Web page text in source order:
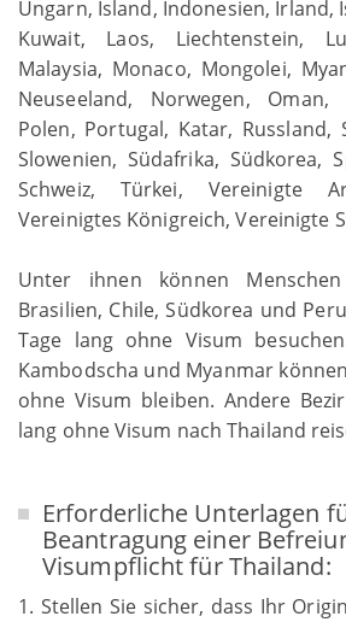
Ungarn, Island, Indonesien, Irland,
Kuwait, Laos, Liechtenstein,
Malaysia, Monaco, Mongolei,
Neuseeland, Norwegen, Oman,
Polen, Portugal, Katar, Russland,
Slowenien, Südafrika, Südkorea,
Schweiz, Türkei, Vereinigte
Vereinigtes Königreich, Vereinigte
Unter ihnen können
Brasilien, Chile, Südkorea und
Tage lang ohne Visum
Kambodscha und Myanmar
ohne Visum bleiben. Andere
lang ohne Visum nach Thailand
Erforderliche Unterlagen
Beantragung einer
Visumpflicht für Thailand:
1. Stellen Sie sicher, dass Ihr